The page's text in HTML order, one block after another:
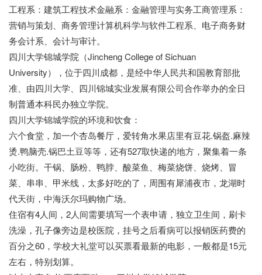
工程系：建筑工程技术金融系：金融管理与实务工商管理系：
营销与策划、商务管理计算机科学与软件工程系、电子商务财
务会计系、会计与审计。
四川大学锦城学院（Jincheng College of Sichuan
University），位于四川成都，是经中华人民共和国教育部批
准、由四川大学、四川锦城实业发展有限公司合作举办的全日
制普通本科民办独立学院。
四川大学锦城学院的环境和饮食：
六个食堂，加一个杏岛餐厅，爱转角水果店里有豆花.锅盔.麻辣
烫.鸭脑壳.锅巴土豆等等，还有527取快递的地方，聚集着一条
小吃街。干锅、肠粉、鸭脖、酸菜鱼、梅菜烧饼、烧烤、冒
菜、串串、甲米线，太多好吃的了，周围有犀浦夜市，龙湖时
代天街，中海沃尔玛购物广场。
住宿有4人间，2人间需要填写一个表申请，独立卫生间，刷卡
洗澡，孔子像旁边是校医院，挂号之后看病可以报销医药费的
百分之60，学校大礼堂可以买票看最新的电影，一般都是15元
左右，特别划算。